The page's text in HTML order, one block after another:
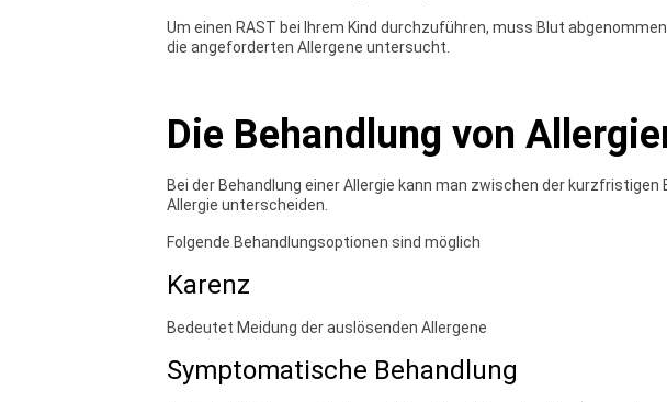
Um einen RAST bei Ihrem Kind durchzuführen, muss Blut
die angeforderten Allergene untersucht.
Die Behandlung von
Bei der Behandlung einer Allergie kann man zwischen der
Allergie unterscheiden.
Folgende Behandlungsoptionen sind möglich
Karenz
Bedeutet Meidung der auslösenden Allergene
Symptomatische Behandlung